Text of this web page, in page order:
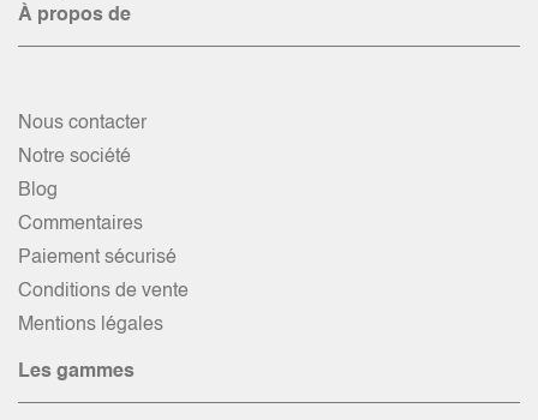
À propos de
Nous contacter
Notre société
Blog
Commentaires
Paiement sécurisé
Conditions de vente
Mentions légales
Les gammes